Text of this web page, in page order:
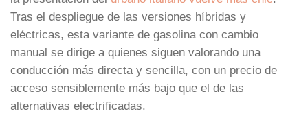
Tras el despliegue de las versiones híbridas y
eléctricas, esta variante de gasolina con cambio
manual se dirige a quienes siguen valorando una
conducción más directa y sencilla, con un precio de
acceso sensiblemente más bajo que el de las
alternativas electrificadas.